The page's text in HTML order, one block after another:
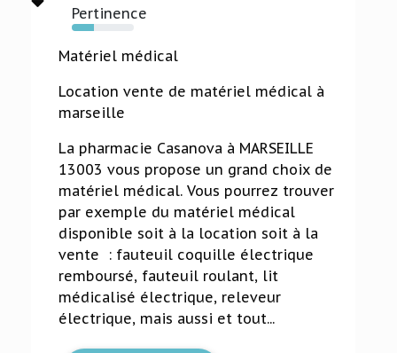
Pertinence
36%
Matériel médical
Location vente de matériel médical à
marseille
La pharmacie Casanova à MARSEILLE
13003 vous propose un grand choix de
matériel médical. Vous pourrez trouver
par exemple du matériel médical
disponible soit à la location soit à la
vente : fauteuil coquille électrique
remboursé, fauteuil roulant, lit
médicalisé électrique, releveur
électrique, mais aussi et tout...